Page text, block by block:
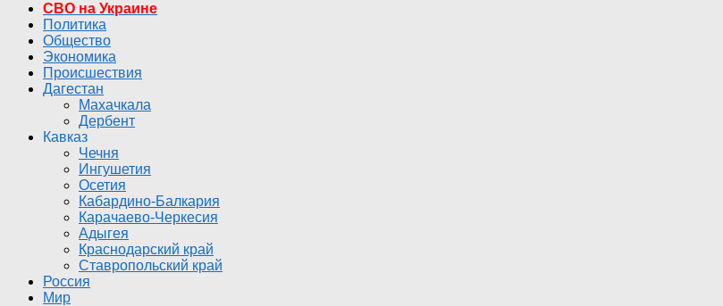
СВО на Украине
Политика
Общество
Экономика
Происшествия
Дагестан
Махачкала
Дербент
Кавказ
Чечня
Ингушетия
Осетия
Кабардино-Балкария
Карачаево-Черкесия
Адыгея
Краснодарский край
Ставропольский край
Россия
Мир